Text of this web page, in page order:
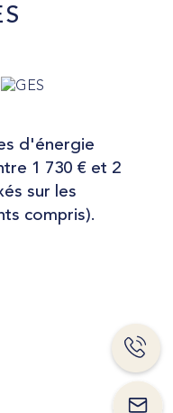
d'énergie
1 730 € et 2
sur les
compris).